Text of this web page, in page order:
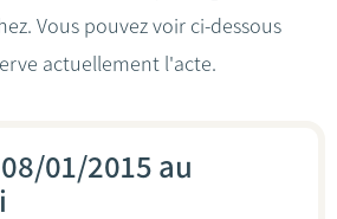
Vous pouvez voir ci-dessous
actuellement l'acte.
01/2015 au